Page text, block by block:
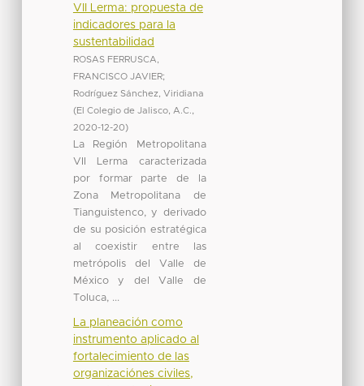
VII Lerma: propuesta de
indicadores para la
sustentabilidad
ROSAS FERRUSCA,
FRANCISCO JAVIER;
Rodríguez Sánchez, Viridiana
(El Colegio de Jalisco, A.C.
2020-12-20)
La Región Metropolitana
VII Lerma caracterizada
por formar parte de la
Zona Metropolitana de
Tianguistenco, y derivado
de su posición estratégica
al coexistir entre las
metrópolis del Valle de
México y del Valle de
Toluca, ...
La planeación como
instrumento aplicado al
fortalecimiento de las
organizaciónes civiles,